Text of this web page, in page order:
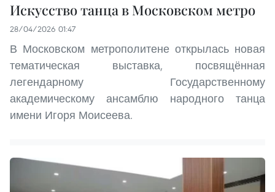
Искусство танца в Московском метро
28/04/2026 01:47
В Московском метрополитене открылась новая
тематическая выставка, посвящённая
легендарному Государственному
академическому ансамблю народного танца
имени Игоря Моисеева.